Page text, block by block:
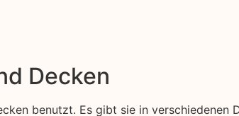
Decken
benutzt. Es gibt sie in verschiedenen